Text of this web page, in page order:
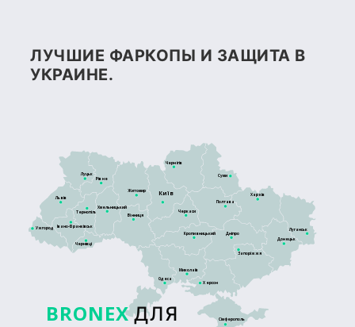
ЛУЧШИЕ ФАРКОПЫ И ЗАЩИТА В
УКРАИНЕ.
BRONEX ДЛЯ
Сімферополь
Луцьк
Київ
Житомир
Тернопіль
Рівне
Львів
Дніпро
Кропивницький
Харків
Полтава
Черкаси
Суми
Чернігів
Запоріжжя
Херсон
Донецьк
Луганськ
Ужгород
Чернівці
Вінниця
Хмельницький
Івано-Франківськ
Миколаїв
Одеса